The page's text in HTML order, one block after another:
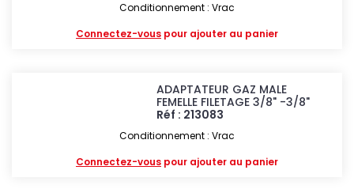
Conditionnement : Vrac
Connectez-vous pour ajouter au panier
ADAPTATEUR GAZ MALE
FEMELLE FILETAGE 3/8" -3/8"
Réf : 213083
Conditionnement : Vrac
Connectez-vous pour ajouter au panier